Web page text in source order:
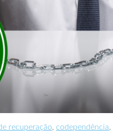
recuperação, codependência,